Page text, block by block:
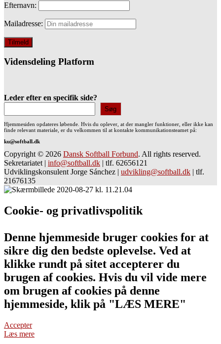
Efternavn:
Mailadresse:
Vidensdeling Platform
Leder efter en specifik side?
Søg
Hjemmesiden opdateres løbende. Hvis du oplever, at der mangler funktioner, eller ikke kan
finde relevant materiale, er du velkommen til at kontakte kommunikationsteamet på:
ku@softball.dk
Copyright © 2026 Dansk Softball Forbund. All rights reserved.
Sekretariatet | info@softball.dk | tlf. 62656121
Udviklingskonsulent Jorge Sánchez | udvikling@softball.dk | tlf.
21676135
Cookie- og privatlivspolitik
Denne hjemmeside bruger cookies for at
sikre dig den bedste oplevelse. Ved at
klikke rundt på sitet accepterer du
brugen af cookies. Hvis du vil vide mere
om brugen af cookies på denne
hjemmeside, klik på "LÆS MERE"
Accepter
Læs mere